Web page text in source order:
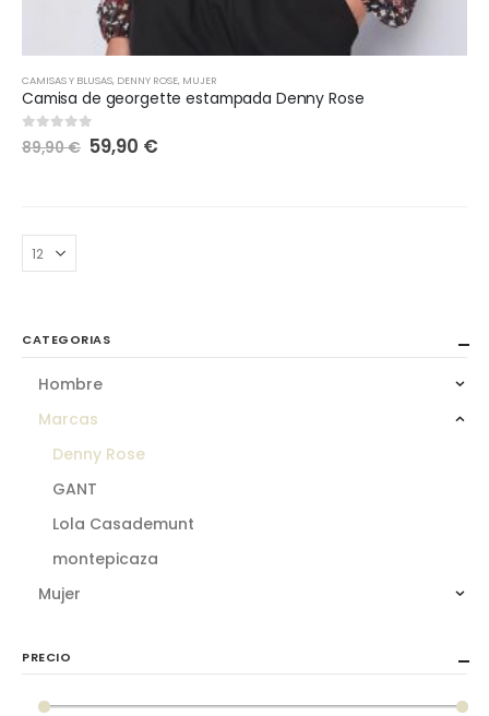
CAMISAS Y BLUSAS, DENNY ROSE, MUJER
Camisa de georgette estampada Denny Rose
0 out of 5
89,90€ 59,90 €
CATEGORIAS
Hombre
Marcas
Denny Rose
GANT
Lola Casademunt
montepicaza
Mujer
PRECIO